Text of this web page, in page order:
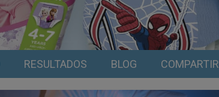
RESULTADOS BLOG COMPARTIR